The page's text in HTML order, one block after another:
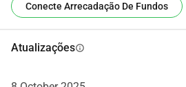
Conecte Arrecadação De Fundos
Atualizaçõesinfo